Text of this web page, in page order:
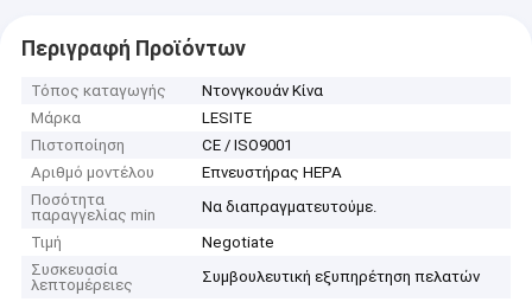
Περιγραφή Προϊόντων
Τόπος καταγωγής
Ντονγκουάν Κίνα
Μάρκα
LESITE
Πιστοποίηση
CE / ISO9001
Αριθμό μοντέλου
Επνευστήρας HEPA
Ποσότητα
παραγγελίας min
Να διαπραγματευτούμε.
Τιμή
Negotiate
Συσκευασία
λεπτομέρειες
Συμβουλευτική εξυπηρέτηση πελατών